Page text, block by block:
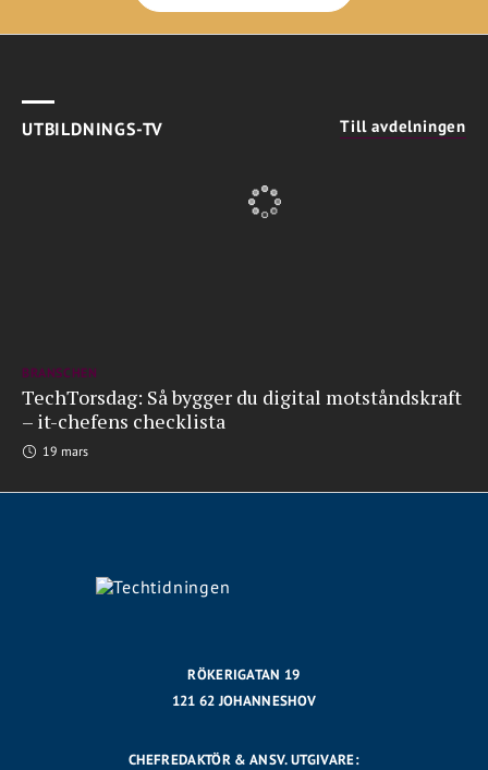
UTBILDNINGS-TV Till avdelningen
BRANSCHEN
TechTorsdag: Så bygger du digital motståndskraft
– it-chefens checklista
19 mars
RÖKERIGATAN 19
121 62 JOHANNESHOV
CHEFREDAKTÖR & ANSV. UTGIVARE: